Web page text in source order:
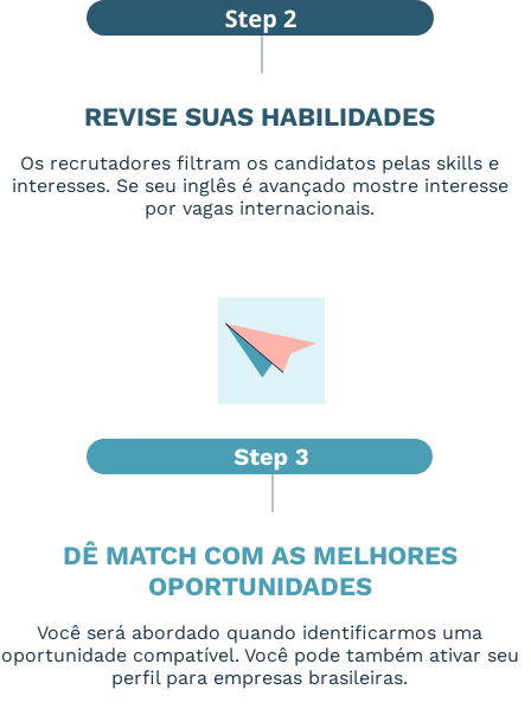
REVISE SUAS HABILIDADES
Os recrutadores filtram os candidatos pelas skills e
interesses. Se seu inglês é avançado mostre interesse
por vagas internacionais.
DÊ MATCH COM AS MELHORES
OPORTUNIDADES
Você será abordado quando identificarmos uma
oportunidade compatível. Você pode também ativar seu
perfil para empresas brasileiras.